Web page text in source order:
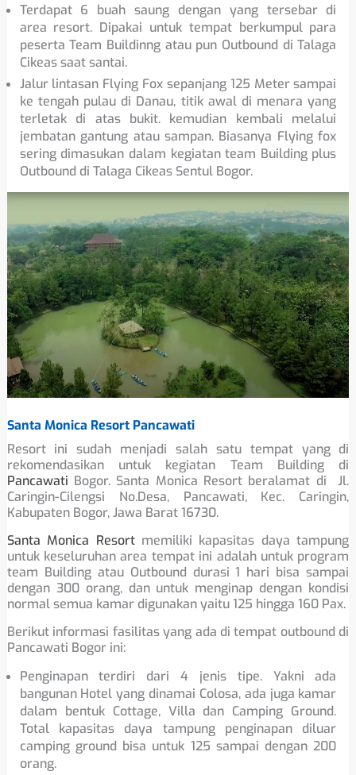
Terdapat 6 buah saung dengan yang tersebar di
area resort. Dipakai untuk tempat berkumpul para
peserta Team Buildinng atau pun Outbound di Talaga
Cikeas saat santai.
Jalur lintasan Flying Fox sepanjang 125 Meter sampai
ke tengah pulau di Danau, titik awal di menara yang
terletak di atas bukit. kemudian kembali melalui
jembatan gantung atau sampan. Biasanya Flying fox
sering dimasukan dalam kegiatan team Building plus
Outbound di Talaga Cikeas Sentul Bogor.
Santa Monica Resort Pancawati
Resort ini sudah menjadi salah satu tempat yang di
rekomendasikan untuk kegiatan Team Building di
Pancawati Bogor. Santa Monica Resort beralamat di Jl.
Caringin-Cilengsi No.Desa, Pancawati, Kec. Caringin,
Kabupaten Bogor, Jawa Barat 16730.
Santa Monica Resortmemiliki kapasitas daya tampung
untuk keseluruhan area tempat ini adalah untuk program
team Building atau Outbound durasi 1 hari bisa sampai
dengan 300 orang, dan untuk menginap dengan kondisi
normal semua kamar digunakan yaitu 125 hingga 160 Pax.
Berikut informasi fasilitas yang ada di tempat outbound di
Pancawati Bogor ini:
Penginapan terdiri dari 4 jenis tipe. Yakni ada
bangunan Hotel yang dinamai Colosa, ada juga kamar
dalam bentuk Cottage, Villa dan Camping Ground.
Total kapasitas daya tampung penginapan diluar
camping ground bisa untuk 125 sampai dengan 200
orang.